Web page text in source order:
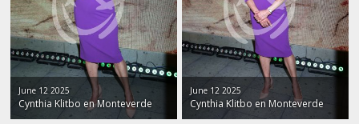
June 12 2025
Cynthia Klitbo en Monteverde
June 12 2025
Cynthia Klitbo en Monteverde